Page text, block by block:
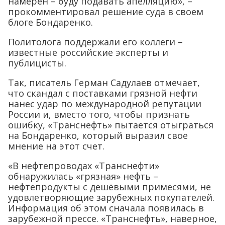
прокомментировал решение суда в своем
блоге Бондаренко.
Политолога поддержали его коллеги –
известные российские эксперты и
публицисты.
Так, писатель Герман Садулаев отмечает,
что скандал с поставками грязной нефти
нанес удар по международной репутации
России и, вместо того, чтобы признать
ошибку, «Транснефть» пытается отыграться
на Бондаренко, который выразил свое
мнение на этот счет.
«В нефтепроводах «Транснефти»
обнаружилась «грязная» нефть –
нефтепродукты с дешёвыми примесями, не
удовлетворяющие зарубежных покупателей.
Информация об этом сначала появилась в
зарубежной прессе. «Транснефть», наверное,